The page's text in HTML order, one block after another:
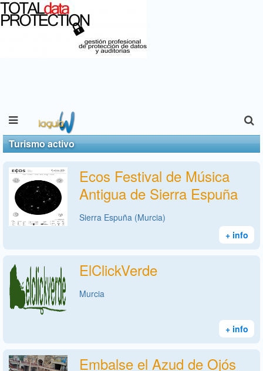
Turismo activo
Ecos Festival de Música
Antigua de Sierra Espuña
Sierra Espuña (Murcia)
+ info
ElClickVerde
Murcia
+ info
Embalse el Azud de Ojós